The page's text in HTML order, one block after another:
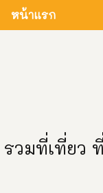
หน้าแรก
รวมที่เที่ยว